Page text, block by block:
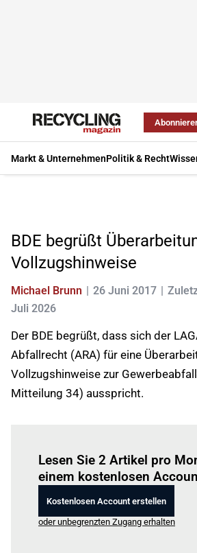
Markt & UnternehmenPolitik & Recht
BDE begrüßt
Vollzugshinweise
Michael Brunn 26 Juni 2017
Juli 2026
Der BDE begrüßt, dass sich der
Abfallrecht (ARA) für eine
Vollzugshinweise zur
Mitteilung 34) ausspricht.
Lesen Sie 2 Artikel pro
einem kostenlosen
Kostenlosen Account erstellen
oder unbegrenzten Zugang erhalten